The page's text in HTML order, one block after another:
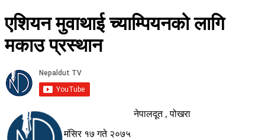
एशियन मुवाथाई च्याम्पियनको लागि
मकाउ प्रस्थान
नेपालदूत , पोखरा
मंसिर १७ गते २०७५